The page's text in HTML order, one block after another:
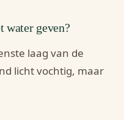
water geven?
laag van de
licht vochtig, maar